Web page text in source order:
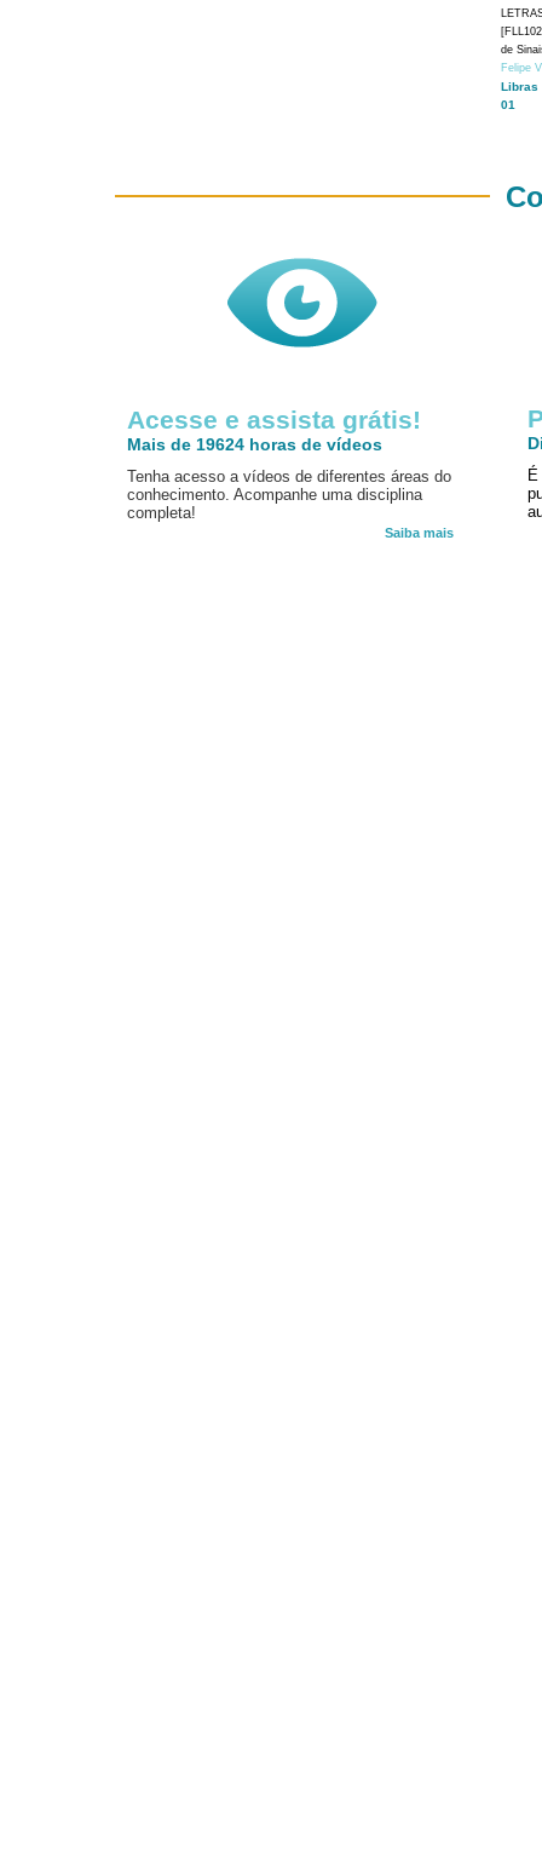
de
Felipe
Libras
01
Acesse e assista grátis!
Mais de 19624 horas de vídeos
Tenha acesso a vídeos de diferentes áreas do
conhecimento. Acompanhe uma disciplina
completa!
Saiba mais